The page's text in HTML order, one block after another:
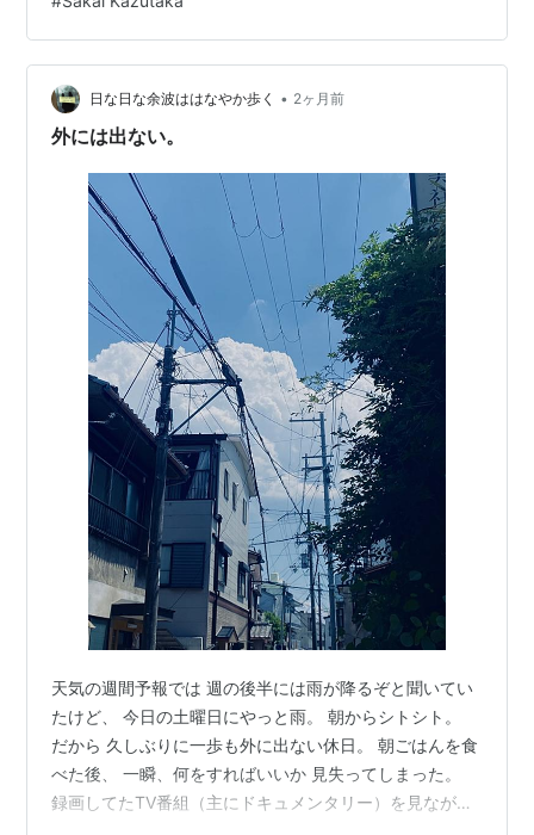
これまでの写真を取っ替え引っ替え探しては、当てはめ
ている。 上の写真は、ずっと…
日な日な余波ははなやか歩く • 2ヶ月前
外には出ない。
天気の週間予報では 週の後半には雨が降るぞと聞いてい
たけど、 今日の土曜日にやっと雨。 朝からシトシト。
だから 久しぶりに一歩も外に出ない休日。 朝ごはんを食
べた後、 一瞬、何をすればいいか 見失ってしまった。
録画してたTV番組（主にドキュメンタリー）を見なが